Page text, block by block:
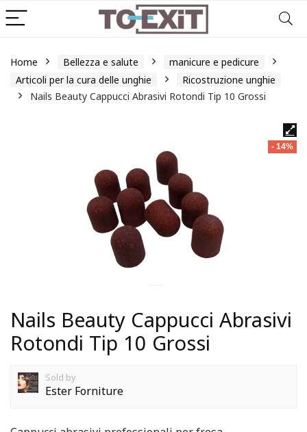
Home Bellezza e salute
manicure e pedicure
Articoli per la cura delle unghie
Ricostruzione unghie
Nails Beauty Cappucci Abrasivi Rotondi Tip 10 Grossi
- 14%
Nails Beauty Cappucci Abrasivi
Rotondi Tip 10 Grossi
Sold by
Ester Forniture